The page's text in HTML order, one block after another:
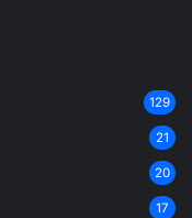
129
21
20
17